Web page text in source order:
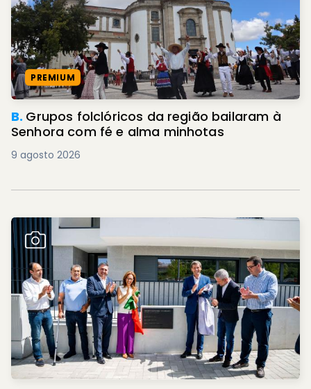
PREMIUM
B. Grupos folclóricos da região bailaram à
Senhora com fé e alma minhotas
9 agosto 2026